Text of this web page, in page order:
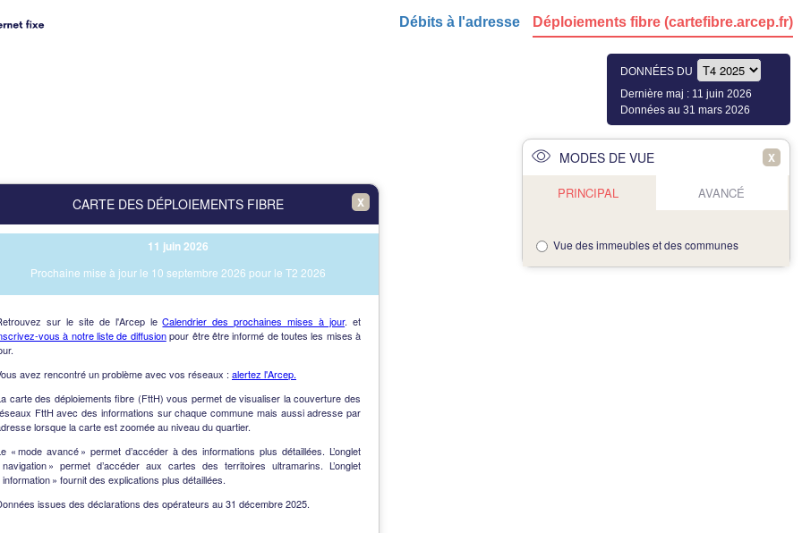
Débits à l'adresse Déploiements fibre (cartefibre.arcep.fr)
DONNÉES DU
Dernière maj : 11 juin 2026
Données au 31 mars 2026
MODES DE VUE X
PRINCIPAL AVANCÉ
Vue des immeubles et des communes
X
CARTE DES DÉPLOIEMENTS FIBRE
11 juin 2026
Prochaine mise à jour le 10 septembre 2026 pour le T2 2026
sur le site de l'Arcep leCalendrier des prochaines mises à jour. et
vous à notre liste de diffusionpour être être informé de toutes les mises à
avez rencontré un problème avec vos réseaux : alertez l'Arcep.
carte des déploiements fibre (FttH) vous permet de visualiser la couverture des
FttH avec des informations sur chaque commune mais aussi adresse par
lorsque la carte est zoomée au niveau du quartier.
« mode avancé » permet d’accéder à des informations plus détaillées. L’onglet
navigation » permet d’accéder aux cartes des territoires ultramarins. L’onglet
information » fournit des explications plus détaillées.
issues des déclarations des opérateurs au 31 décembre 2025.